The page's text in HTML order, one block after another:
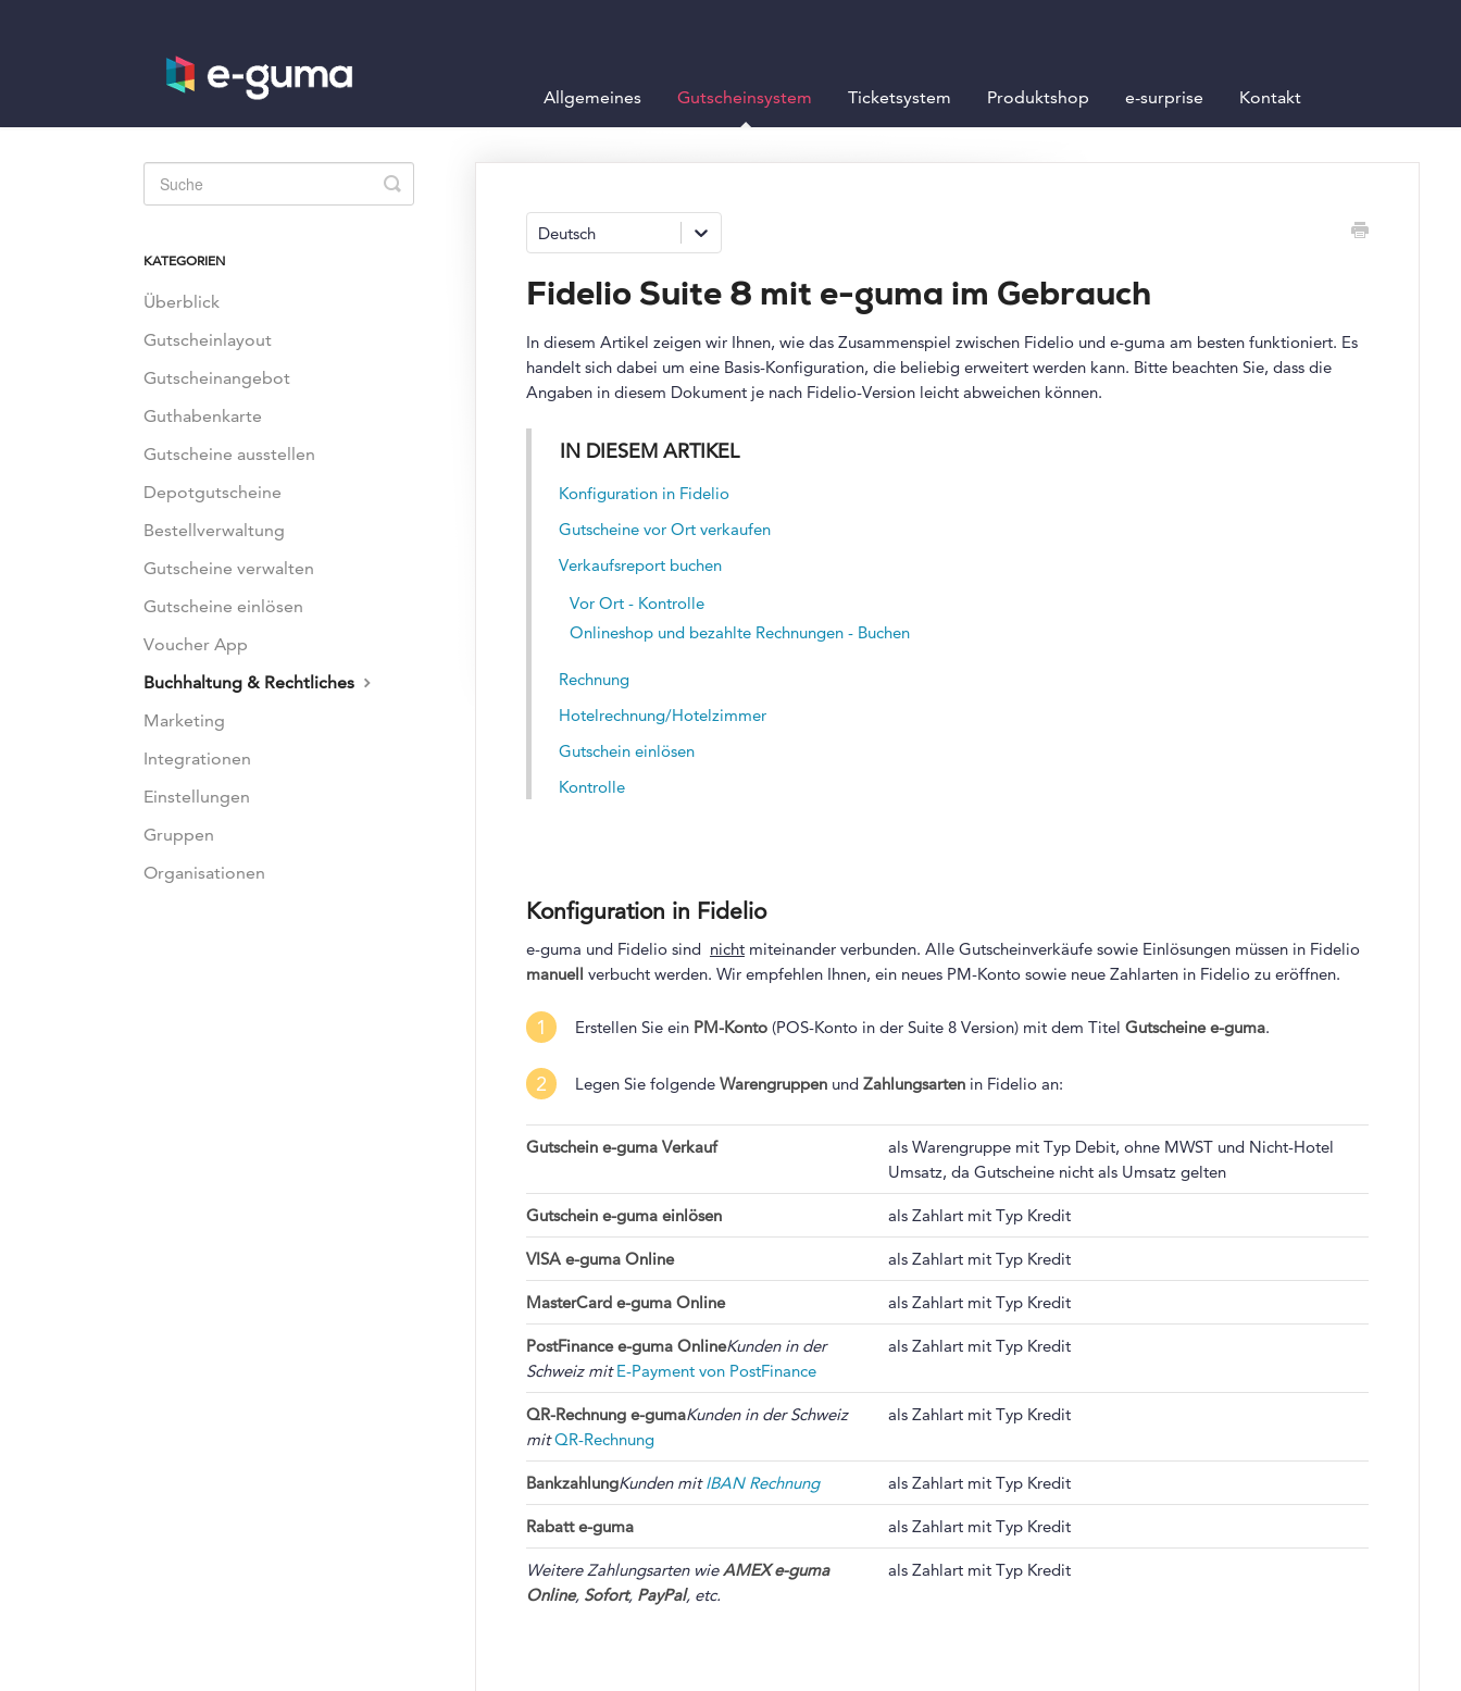
Allgemeines Gutscheinsystem Ticketsystem Produktshop e-surprise Kontakt
Deutsch
Fidelio Suite 8 mit e-guma im Gebrauch
In diesem Artikel zeigen wir Ihnen, wie das Zusammenspiel zwischen Fidelio und e-guma am besten funktioniert. Es
handelt sich dabei um eine Basis-Konfiguration, die beliebig erweitert werden kann. Bitte beachten Sie, dass die
Angaben in diesem Dokument je nach Fidelio-Version leicht abweichen können.
IN DIESEM ARTIKEL
Konfiguration in Fidelio
Gutscheine vor Ort verkaufen
Verkaufsreport buchen
Vor Ort - Kontrolle
Onlineshop und bezahlte Rechnungen - Buchen
Rechnung
Hotelrechnung/Hotelzimmer
Gutschein einlösen
Kontrolle
Konfiguration in Fidelio
e-guma und Fidelio sind nichtmiteinander verbunden. Alle Gutscheinverkäufe sowie Einlösungen müssen in Fidelio
manuell verbucht werden. Wir empfehlen Ihnen, ein neues PM-Konto sowie neue Zahlarten in Fidelio zu eröffnen.
1 Erstellen Sie ein PM-Konto(POS-Konto in der Suite 8 Version) mit dem Titel Gutscheine e-guma.
2 Legen Sie folgende Warengruppenund Zahlungsartenin Fidelio an:
Gutschein e-guma Verkauf
als Warengruppe mit Typ Debit, ohne MWST und Nicht-Hotel
Umsatz, da Gutscheine nicht als Umsatz gelten
Gutschein e-guma einlösen als Zahlart mit Typ Kredit
VISA e-guma Online als Zahlart mit Typ Kredit
MasterCard e-guma Online als Zahlart mit Typ Kredit
PostFinance e-guma OnlineKunden in der
Schweiz mitE-Payment von PostFinance
als Zahlart mit Typ Kredit
QR-Rechnung e-gumaKunden in der Schweiz
mitQR-Rechnung
als Zahlart mit Typ Kredit
BankzahlungKunden mitIBAN Rechnung als Zahlart mit Typ Kredit
Rabatt e-guma als Zahlart mit Typ Kredit
Weitere Zahlungsarten wieAMEX e-guma
Online, Sofort, PayPal, etc.
als Zahlart mit Typ Kredit
Toggle
Search
KATEGORIEN
Überblick
Gutscheinlayout
Gutscheinangebot
Guthabenkarte
Gutscheine ausstellen
Depotgutscheine
Bestellverwaltung
Gutscheine verwalten
Gutscheine einlösen
Voucher App
Buchhaltung & Rechtliches
Marketing
Integrationen
Einstellungen
Gruppen
Organisationen